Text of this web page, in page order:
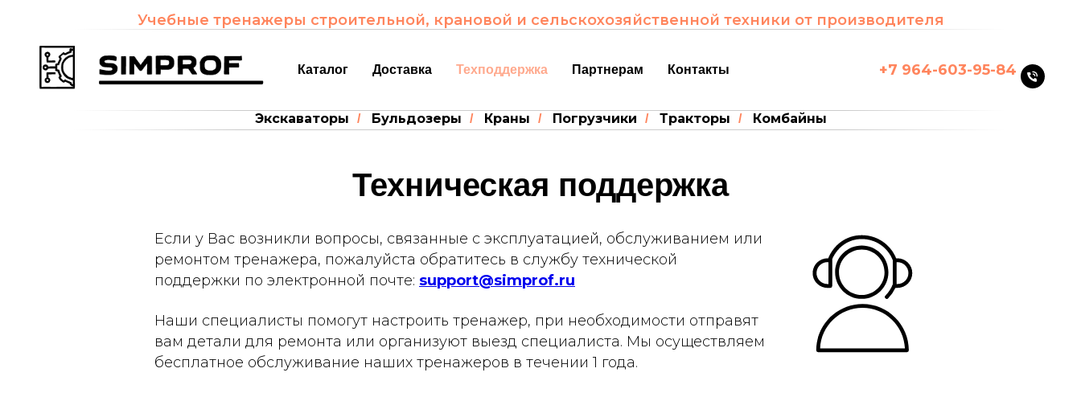
Учебные тренажеры строительной, крановой и сельскохозяйственной техники от производителя
Каталог Доставка Техподдержка Партнерам Контакты +7 964-603-95-84
Экскаваторы / Бульдозеры / Краны / Погрузчики / Тракторы / Комбайны
Техническая поддержка
Если у Вас возникли вопросы, связанные с эксплуатацией, обслуживанием или
ремонтом тренажера, пожалуйста обратитесь в службу технической
поддержки по электронной почте: support@simprof.ru
Наши специалисты помогут настроить тренажер, при необходимости отправят
вам детали для ремонта или организуют выезд специалиста. Мы осуществляем
бесплатное обслуживание наших тренажеров в течении 1 года.